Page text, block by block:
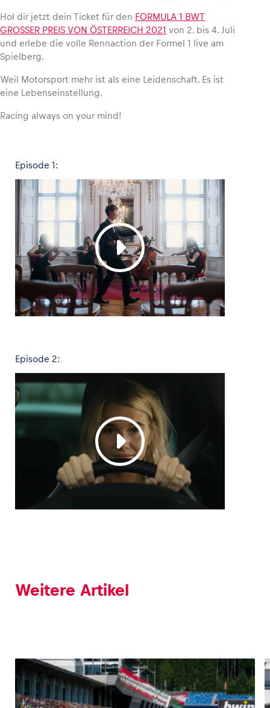
Business
Glossar
Alle anzeigen
Hol dir jetzt dein Ticket für den FORMULA 1 BWT
GROSSER PREIS VON ÖSTERREICH 2021 von 2. bis 4. Juli
und erlebe die volle Rennaction der Formel 1 live am
Spielberg.
Weil Motorsport mehr ist als eine Leidenschaft. Es ist
eine Lebenseinstellung.
Racing always on your mind!
Episode 1:
Episode 2:
Weitere Artikel